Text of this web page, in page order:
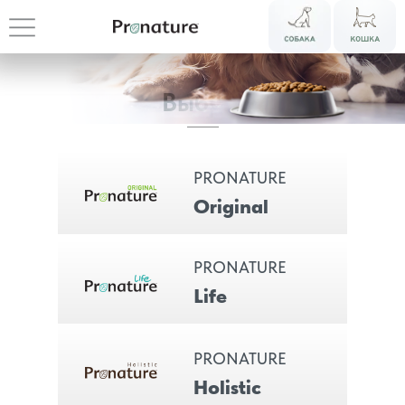
Выбрать
Original
PRONATURE
Life
PRONATURE
Holistic
PRONATURE
Откройте